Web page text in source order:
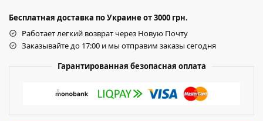
Бесплатная доставка по Украине от 3000 грн.
Работает легкий возврат через Новую Почту
Заказывайте до 17:00 и мы отправим заказы сегодня
Гарантированная безопасная оплата